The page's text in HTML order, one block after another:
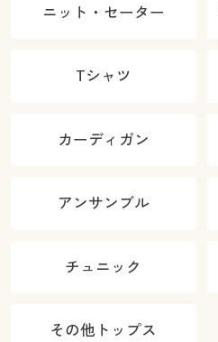
ニット・セーター
Tシャツ
カーディガン
アンサンブル
チュニック
その他トップス